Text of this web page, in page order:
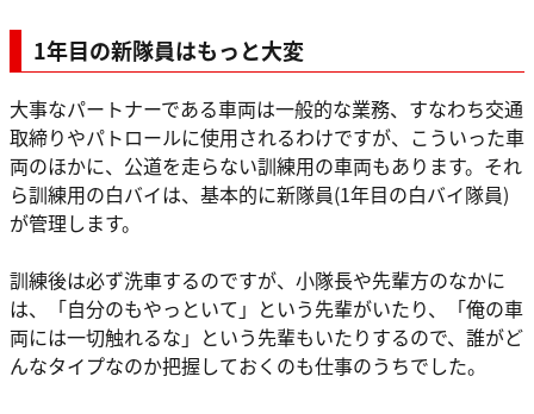
1年目の新隊員はもっと大変
大事なパートナーである車両は一般的な業務、すなわち交通
取締りやパトロールに使用されるわけですが、こういった車
両のほかに、公道を走らない訓練用の車両もあります。それ
ら訓練用の白バイは、基本的に新隊員(1年目の白バイ隊員)
が管理します。
訓練後は必ず洗車するのですが、小隊長や先輩方のなかに
は、「自分のもやっといて」という先輩がいたり、「俺の車
両には一切触れるな」という先輩もいたりするので、誰がど
んなタイプなのか把握しておくのも仕事のうちでした。